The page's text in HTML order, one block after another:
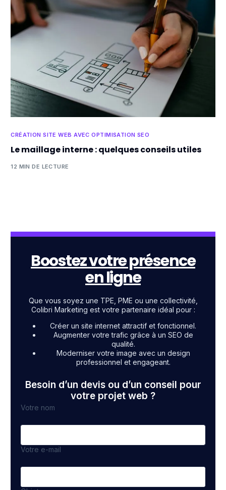
CRÉATION SITE WEB AVEC OPTIMISATION SEO
Le maillage interne : quelques conseils utiles
12 MIN DE LECTURE
Boostez votre présence
en ligne
Que vous soyez une TPE, PME ou une collectivité,
Colibri Marketing est votre partenaire idéal pour :
Créer un site internet attractif et fonctionnel.
Augmenter votre trafic grâce à un SEO de
qualité.
Moderniser votre image avec un design
professionnel et engageant.
Besoin d’un devis ou d’un conseil pour
votre projet web ?
Votre nom
Votre e-mail